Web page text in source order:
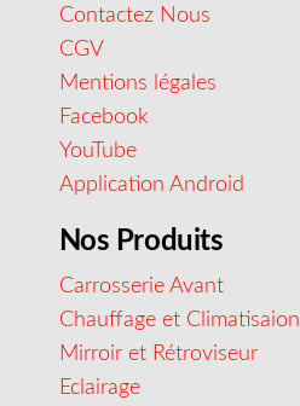
Contactez Nous
CGV
Mentions légales
Facebook
YouTube
Application Android
Nos Produits
Carrosserie Avant
Chauffage et Climatisaion
Mirroir et Rétroviseur
Eclairage